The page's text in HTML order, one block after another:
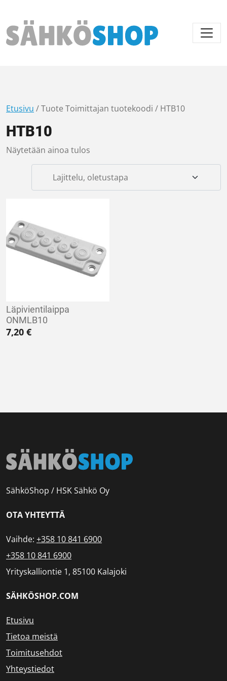
Päävalikko
Etusivu / Tuote Toimittajan tuotekoodi / HTB10
HTB10
Näytetään ainoa tulos
Läpivientilaippa
ONMLB10
7,20 €
SähköShop / HSK Sähkö Oy
OTA YHTEYTTÄ
Vaihde: +358 10 841 6900
+358 10 841 6900
Yrityskalliontie 1, 85100 Kalajoki
SÄHKÖSHOP.COM
Etusivu
Tietoa meistä
Toimitusehdot
Yhteystiedot